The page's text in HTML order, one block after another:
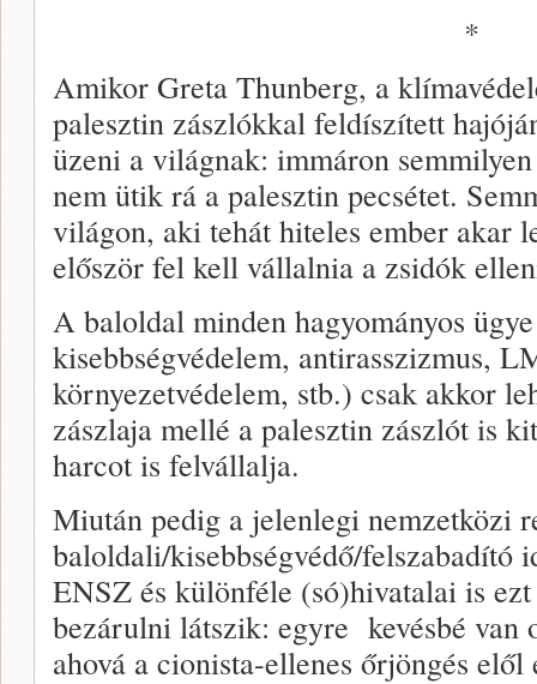
*
Amikor Greta Thunberg, a
palesztin zászlókkal feldíszített
üzeni a világnak: immáron
nem ütik rá a palesztin pecsétet.
világon, aki tehát hiteles ember akar
először fel kell vállalnia a zsidók
A baloldal minden hagyományos
kisebbségvédelem, antirasszizmus,
környezetvédelem, stb.) csak akkor
zászlaja mellé a palesztin zászlót is
harcot is felvállalja.
Miután pedig a jelenlegi nemzetközi
baloldali/kisebbségvédő/felszabadító
ENSZ és különféle (só)hivatalai is
bezárulni látszik: egyre kevésbé van
ahová a cionista-ellenes őrjöngés